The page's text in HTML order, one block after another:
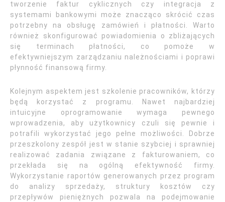
tworzenie faktur cyklicznych czy integracja z
systemami bankowymi może znacząco skrócić czas
potrzebny na obsługę zamówień i płatności. Warto
również skonfigurować powiadomienia o zbliżających
się terminach płatności, co pomoże w
efektywniejszym zarządzaniu należnościami i poprawi
płynność finansową firmy.
Kolejnym aspektem jest szkolenie pracowników, którzy
będą korzystać z programu. Nawet najbardziej
intuicyjne oprogramowanie wymaga pewnego
wprowadzenia, aby użytkownicy czuli się pewnie i
potrafili wykorzystać jego pełne możliwości. Dobrze
przeszkolony zespół jest w stanie szybciej i sprawniej
realizować zadania związane z fakturowaniem, co
przekłada się na ogólną efektywność firmy.
Wykorzystanie raportów generowanych przez program
do analizy sprzedaży, struktury kosztów czy
przepływów pieniężnych pozwala na podejmowanie